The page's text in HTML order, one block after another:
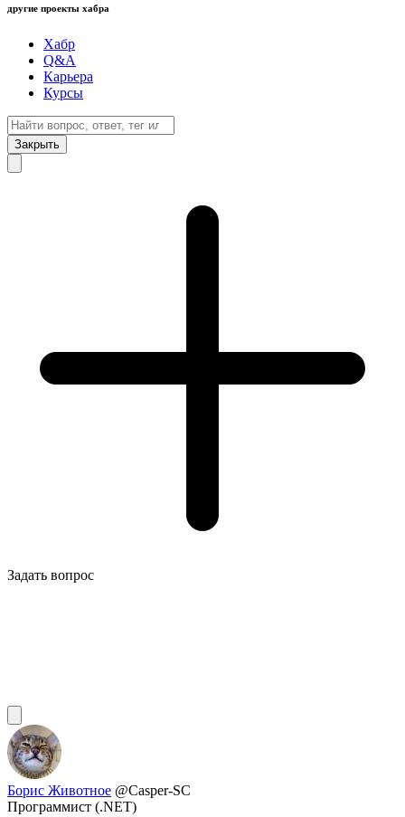
другие проекты хабра
Хабр
Q&A
Карьера
Курсы
Закрыть
Задать вопрос
Борис Животное @Casper-SC
Программист (.NET)